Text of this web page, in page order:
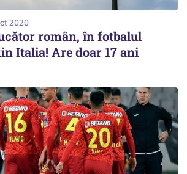
2020
român, în fotbalul
Italia! Are doar 17 ani